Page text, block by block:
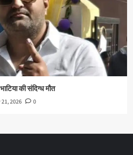
की संदिग्ध मौत
21, 2026 0